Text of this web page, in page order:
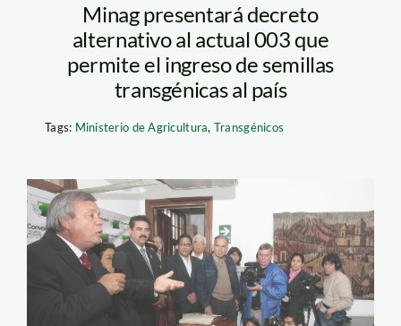
Minag presentará decreto
alternativo al actual 003 que
permite el ingreso de semillas
transgénicas al país
Tags: Ministerio de Agricultura, Transgénicos
miguel_caillaux_andina